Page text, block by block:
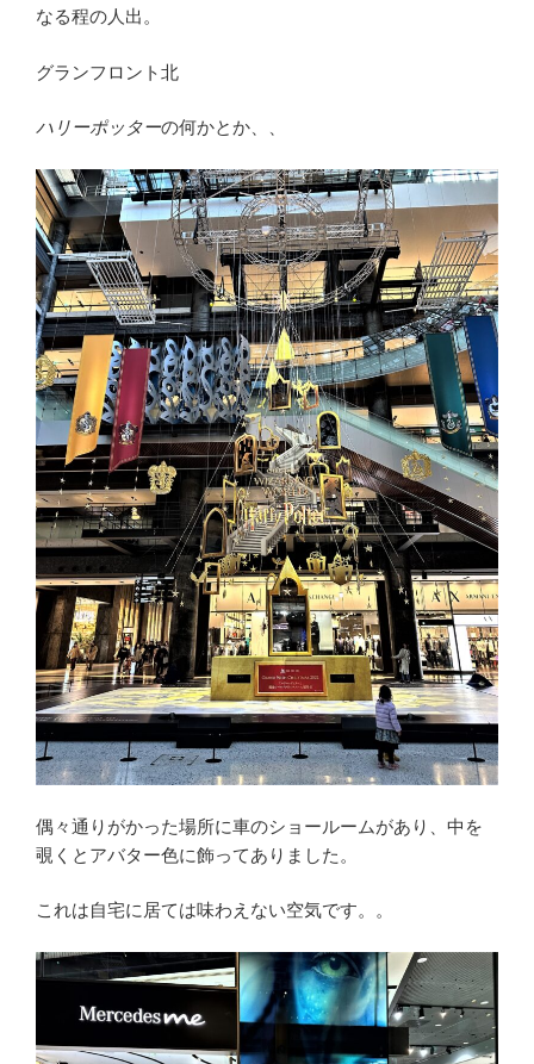
なる程の人出。
グランフロント北
ハリーポッターの何かとか、、
偶々通りがかった場所に車のショールームがあり、中を
覗くとアバター色に飾ってありました。
これは自宅に居ては味わえない空気です。。